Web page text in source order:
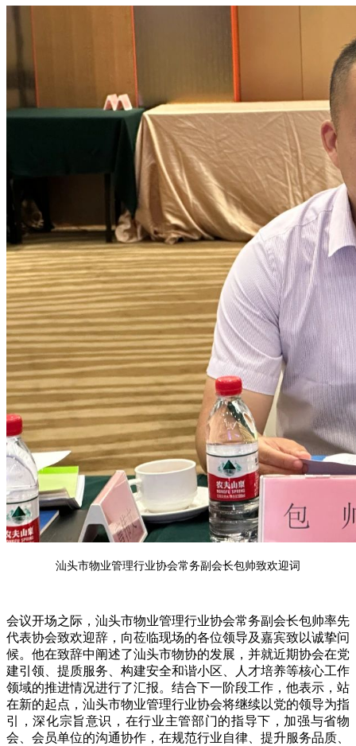
汕头市物业管理行业协会常务副会长包帅致欢迎词
会议开场之际，汕头市物业管理行业协会常务副会长包帅率先
代表协会致欢迎辞，向莅临现场的各位领导及嘉宾致以诚挚问
候。他在致辞中阐述了汕头市物协的发展，并就近期协会在党
建引领、提质服务、构建安全和谐小区、人才培养等核心工作
领域的推进情况进行了汇报。结合下一阶段工作，他表示，站
在新的起点，汕头市物业管理行业协会将继续以党的领导为指
引，深化宗旨意识 ， 在行业主管部门的指导下， 加强与省物
会、会员单位的沟通协作，在规范行业自律、提升服务品质、